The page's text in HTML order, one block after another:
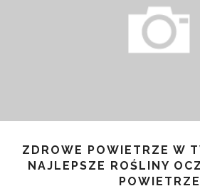
ZDROWE POWIETRZE W
NAJLEPSZE ROŚLINY
POWIETRZE